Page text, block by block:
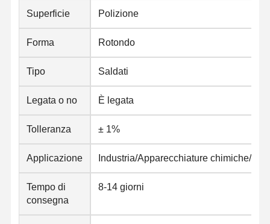
Superficie Polizione
Forma Rotondo
Tipo Saldati
Legata o no È legata
Tolleranza ± 1%
Applicazione Industria/Apparecchiature chimiche/
Tempo di
consegna
8-14 giorni